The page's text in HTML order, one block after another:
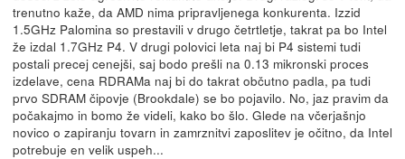
trenutno kaže, da AMD nima pripravljenega konkurenta. Izzid
1.5GHz Palomina so prestavili v drugo četrtletje, takrat pa bo Intel
že izdal 1.7GHz P4. V drugi polovici leta naj bi P4 sistemi tudi
postali precej cenejši, saj bodo prešli na 0.13 mikronski proces
izdelave, cena RDRAMa naj bi do takrat občutno padla, pa tudi
prvo SDRAM čipovje (Brookdale) se bo pojavilo. No, jaz pravim da
počakajmo in bomo že videli, kako bo šlo. Glede na včerjašnjo
novico o zapiranju tovarn in zamrznitvi zaposlitev je očitno, da Intel
potrebuje en velik uspeh...